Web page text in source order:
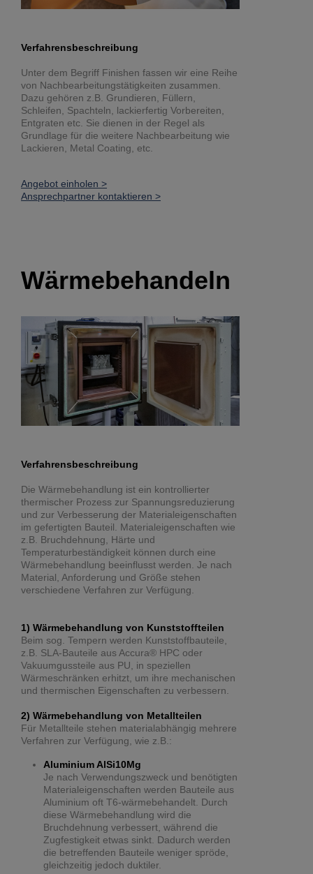
Verfahrensbeschreibung
Unter dem Begriff Finishen fassen wir eine Reihe
von Nachbearbeitungstätigkeiten zusammen.
Dazu gehören z.B. Grundieren, Füllern,
Schleifen, Spachteln, lackierfertig Vorbereiten,
Entgraten etc. Sie dienen in der Regel als
Grundlage für die weitere Nachbearbeitung wie
Lackieren, Metal Coating, etc.
Angebot einholen >
Ansprechpartner kontaktieren >
Wärmebehandeln
Verfahrensbeschreibung
Die Wärmebehandlung ist ein kontrollierter
thermischer Prozess zur Spannungsreduzierung
und zur Verbesserung der Materialeigenschaften
im gefertigten Bauteil. Materialeigenschaften wie
z.B. Bruchdehnung, Härte und
Temperaturbeständigkeit können durch eine
Wärmebehandlung beeinflusst werden. Je nach
Material, Anforderung und Größe stehen
verschiedene Verfahren zur Verfügung.
1) Wärmebehandlung von Kunststoffteilen
Beim sog. Tempern werden Kunststoffbauteile,
z.B. SLA-Bauteile aus Accura® HPC oder
Vakuumgussteile aus PU, in speziellen
Wärmeschränken erhitzt, um ihre mechanischen
und thermischen Eigenschaften zu verbessern.
2) Wärmebehandlung von Metallteilen
Für Metallteile stehen materialabhängig mehrere
Verfahren zur Verfügung, wie z.B.:
Aluminium AlSi10Mg
Je nach Verwendungszweck und benötigten
Materialeigenschaften werden Bauteile aus
Aluminium oft T6-wärmebehandelt. Durch
diese Wärmebehandlung wird die
Bruchdehnung verbessert, während die
Zugfestigkeit etwas sinkt. Dadurch werden
die betreffenden Bauteile weniger spröde,
gleichzeitig jedoch duktiler.